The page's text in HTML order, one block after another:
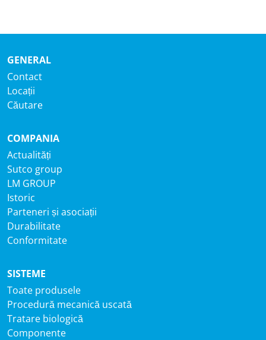
GENERAL
Contact
Locații
Căutare
COMPANIA
Actualități
Sutco group
LM GROUP
Istoric
Parteneri și asociații
Durabilitate
Conformitate
SISTEME
Toate produsele
Procedură mecanică uscată
Tratare biologică
Componente